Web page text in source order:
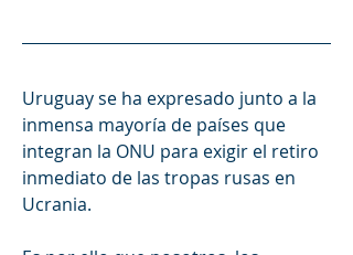
Uruguay se ha expresado junto a la
inmensa mayoría de países que
integran la ONU para exigir el retiro
inmediato de las tropas rusas en
Ucrania.